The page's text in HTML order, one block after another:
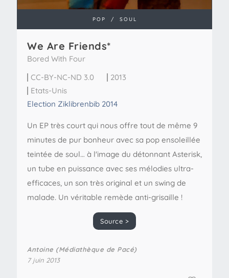
POP / SOUL
We Are Friends*
Bored With Four
CC-BY-NC-ND 3.0
2013
Etats-Unis
Election Ziklibrenbib 2014
Un EP très court qui nous offre tout de même 9
minutes de pur bonheur avec sa pop ensoleillée
teintée de soul… à l'image du détonnant Asterisk,
un tube en puissance avec ses mélodies ultra-
efficaces, un son très original et un swing de
malade. Un véritable remède anti-grisaille !
Source >
Antoine (Médiathèque de Pacé)
7 juin 2013